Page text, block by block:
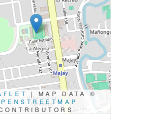
|
MAP DATA ©